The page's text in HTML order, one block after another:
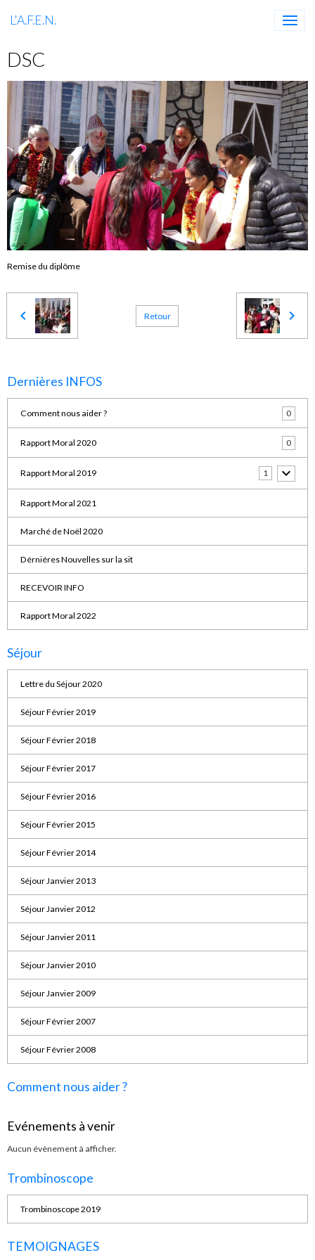
L'A.F.E.N.
DSC
Remise du diplôme
Retour
Dernières INFOS
Comment nous aider ? 0
Rapport Moral 2020 0
Rapport Moral 2019 1
Rapport Moral 2021
Marché de Noël 2020
Dérniéres Nouvelles sur la sit
RECEVOIR INFO
Rapport Moral 2022
Séjour
Lettre du Séjour 2020
Séjour Février 2019
Séjour Février 2018
Séjour Février 2017
Séjour Février 2016
Séjour Février 2015
Séjour Février 2014
Séjour Janvier 2013
Séjour Janvier 2012
Séjour Janvier 2011
Séjour Janvier 2010
Séjour Janvier 2009
Séjour Février 2007
Séjour Février 2008
Comment nous aider ?
Evénements à venir
Aucun évènement à afficher.
Trombinoscope
Trombinoscope 2019
TEMOIGNAGES